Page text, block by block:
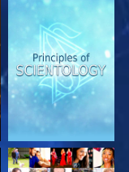
DÉCOUVRIR LES
SÉRIES